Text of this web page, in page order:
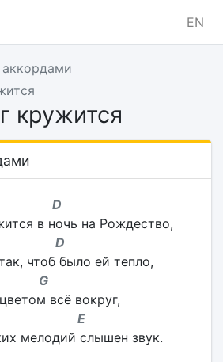
EN
кружится
в ночь на Рождество,
чтоб было ей тепло,
G
всё вокруг,
E
мелодий слышен звук.